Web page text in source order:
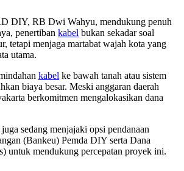
DIY, RB Dwi Wahyu, mendukung penuh
penertiban kabel bukan sekadar soal
tetapi menjaga martabat wajah kota yang
utama.
kabel ke bawah tanah atau sistem
biaya besar. Meski anggaran daerah
berkomitmen mengalokasikan dana
sedang menjajaki opsi pendanaan
(Bankeu) Pemda DIY serta Dana
untuk mendukung percepatan proyek ini.